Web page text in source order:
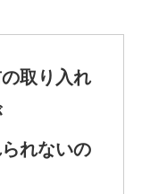
取り入れ
れないの